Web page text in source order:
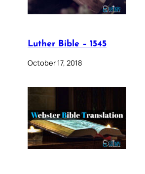
Luther Bible – 1545
October 17, 2018